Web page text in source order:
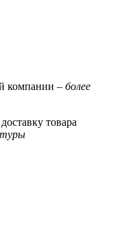
компании – более
товара